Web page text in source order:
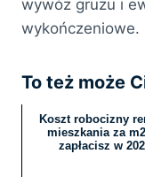
wywóz gruzu i
wykończeniowe.
To też może
Koszt robocizny
mieszkania za
zapłacisz w